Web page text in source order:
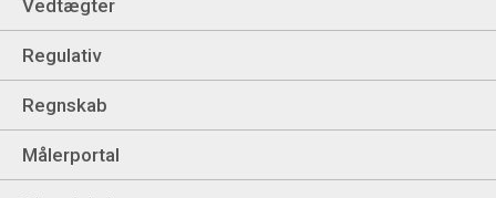
Vedtægter
Regulativ
Regnskab
Målerportal